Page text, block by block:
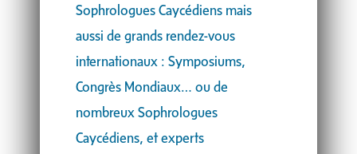
Sophrologues Caycédiens mais
aussi de grands rendez-vous
internationaux : Symposiums,
Congrès Mondiaux… ou de
nombreux Sophrologues
Caycédiens, et experts